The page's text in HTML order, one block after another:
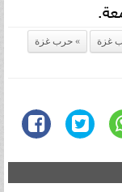
غزة
حرب غزة